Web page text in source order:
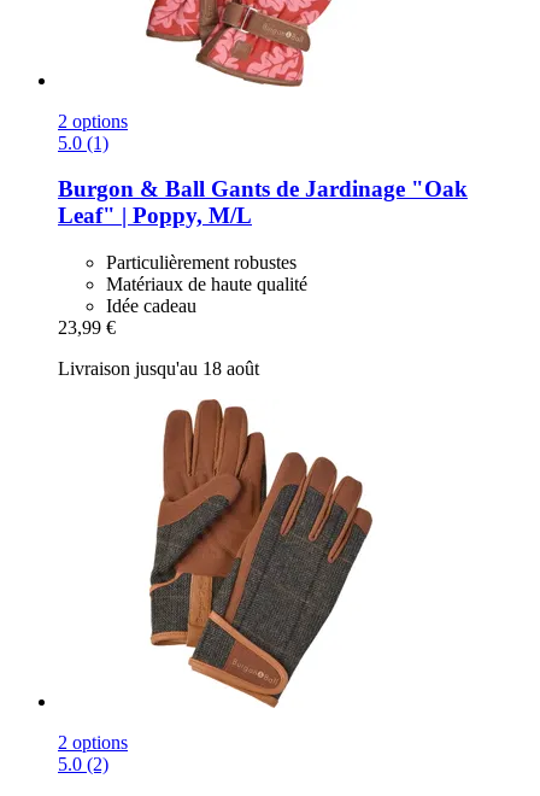
2 options
5.0 (1)
Burgon & Ball Gants de Jardinage "Oak
Leaf" | Poppy, M/L
Particulièrement robustes
Matériaux de haute qualité
Idée cadeau
23,99 €
Livraison jusqu'au 18 août
2 options
5.0 (2)